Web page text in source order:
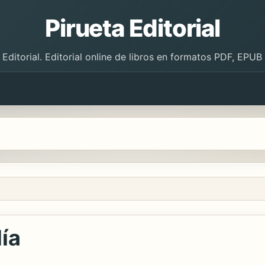
Pirueta Editorial
Editorial online de libros en formatos PDF, EPUB